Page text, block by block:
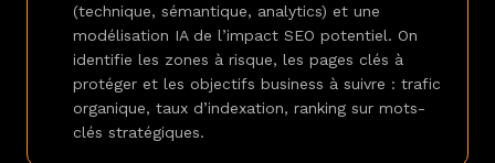
(technique, sémantique, analytics) et une
modélisation IA de l’impact SEO potentiel. On
identifie les zones à risque, les pages clés à
protéger et les objectifs business à suivre : trafic
organique, taux d’indexation, ranking sur mots-
clés stratégiques.